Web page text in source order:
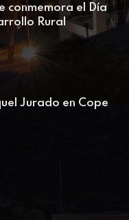
conmemora el Día
Rural
Jurado en Cope